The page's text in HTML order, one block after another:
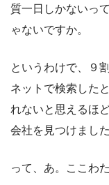
質一日しかないっ
ゃないですか。
というわけで、９
ネットで検索した
れないと思えるほ
会社を見つけました
って、あ。ここわ